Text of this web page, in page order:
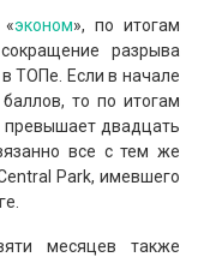
эконом», по итогам
разрыва
ТОПе. Если в начале
то по итогам
двадцать
все с тем же
Park, имевшего
месяцев также